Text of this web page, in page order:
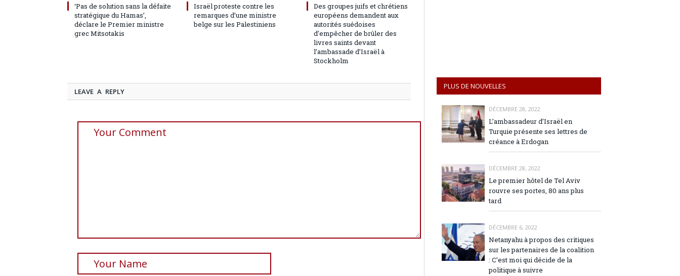
‘Pas de solution sans la défaite
stratégique du Hamas’,
déclare le Premier ministre
grec Mitsotakis
Israël proteste contre les
remarques d’une ministre
belge sur les Palestiniens
Des groupes juifs et chrétiens
européens demandent aux
autorités suédoises
d’empêcher de brûler des
livres saints devant
l’ambassade d’Israël à
Stockholm
LEAVE A REPLY
PLUS DE NOUVELLES
DÉCEMBRE 28, 2022
L’ambassadeur d’Israël en
Turquie présente ses lettres de
créance à Erdogan
DÉCEMBRE 28, 2022
Le premier hôtel de Tel Aviv
rouvre ses portes, 80 ans plus
tard
DÉCEMBRE 6, 2022
Netanyahu à propos des critiques
sur les partenaires de la coalition
: C’est moi qui décide de la
politique à suivre